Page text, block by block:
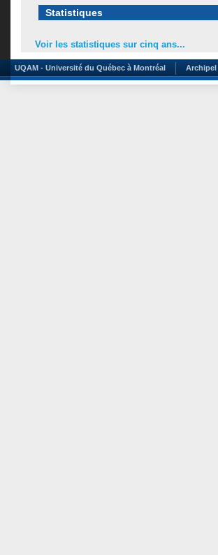
Statistiques
Voir les statistiques sur cinq ans...
UQAM - Université du Québec à Montréal Archipel